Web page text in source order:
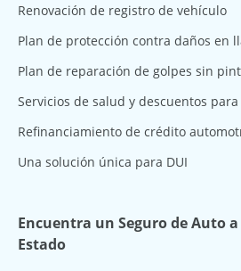
Renovación de registro de vehículo
Plan de protección contra daños en
Plan de reparación de golpes sin
Servicios de salud y descuentos
Refinanciamiento de crédito
Una solución única para DUI
Encuentra un Seguro de Auto
Estado